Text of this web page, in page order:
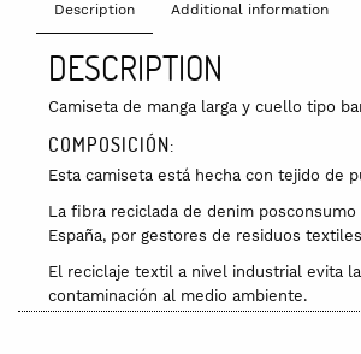
Description Additional information
DESCRIPTION
Camiseta de manga larga y cuello tipo
COMPOSICIÓN:
Esta camiseta está hecha con tejido de
La fibra reciclada de denim
España, por gestores de residuos
El reciclaje textil a nivel industrial evita
contaminación al medio ambiente.